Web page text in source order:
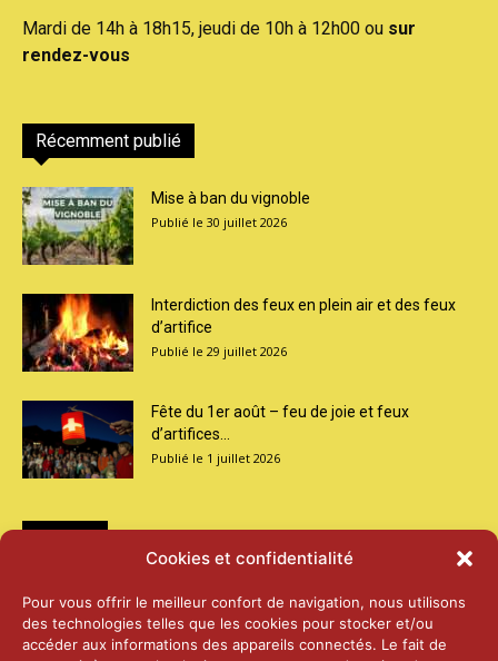
Cookies et confidentialité
Pour vous offrir le meilleur confort de navigation, nous utilisons
des technologies telles que les cookies pour stocker et/ou
accéder aux informations des appareils connectés. Le fait de
Mardi de 14h à 18h15, jeudi de 10h à 12h00 ou sur
rendez-vous
Récemment publié
Mise à ban du vignoble
30 juillet 2026
Interdiction des feux en plein air et des feux
d’artifice
29 juillet 2026
Fête du 1er août – feu de joie et feux
d’artifices...
1 juillet 2026
2026 – Laiterie d’Orsières et Abbaye de St-
Maurice
25 juin 2026